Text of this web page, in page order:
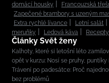
domácí housky
Francouzská
Zapečené brambory s uzeným
Extra rychlé lívance
Letní salát
meruňky
Ledová káva
Články Svět ženy
Kalhoty, které si letošní léto
opět v kurzu: Nosí se pruhy, puntíky
Trávení po padesátce: Proč
bez problémů